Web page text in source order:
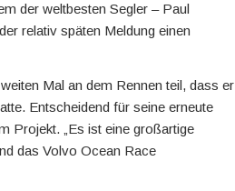
der weltbesten Segler – Paul
relativ späten Meldung einen
Mal an dem Rennen teil, dass er
Entscheidend für seine erneute
Projekt. „Es ist eine großartige
das Volvo Ocean Race